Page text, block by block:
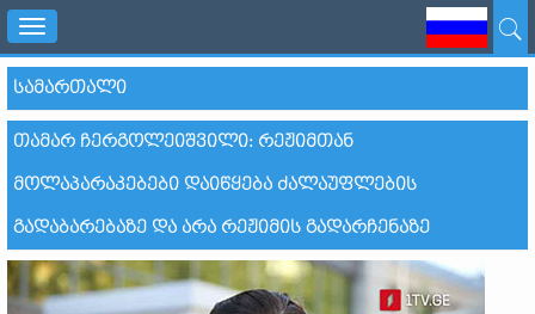
Toggle
navigation
ᲡᲐᲛᲐᲠᲗᲐᲚᲘ
ᲗᲐᲛᲐᲠ ᲩᲔᲠᲒᲝᲚᲔᲘᲨᲕᲘᲚᲘ: ᲠᲔᲟᲘᲛᲗᲐᲜ
ᲛᲝᲚᲐᲞᲐᲠᲐᲙᲔᲑᲔᲑᲘ ᲓᲐᲘᲬᲧᲔᲑᲐ ᲫᲐᲚᲐᲣᲤᲚᲔᲑᲘᲡ
ᲒᲐᲓᲐᲑᲐᲠᲔᲑᲐᲖᲔ ᲓᲐ ᲐᲠᲐ ᲠᲔᲟᲘᲛᲘᲡ ᲒᲐᲓᲐᲠᲩᲔᲜᲐᲖᲔ